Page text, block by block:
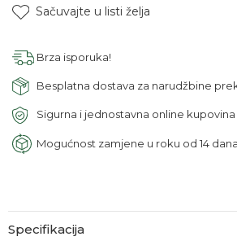
Sačuvajte u listi želja
Brza isporuka!
Besplatna dostava za narudžbine
Sigurna i jednostavna online kupovina
Mogućnost zamjene u roku od 14 dana
Specifikacija